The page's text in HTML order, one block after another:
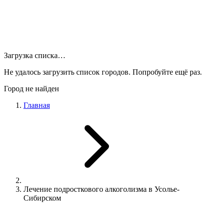
Загрузка списка…
Не удалось загрузить список городов. Попробуйте ещё раз.
Город не найден
Главная
Лечение подросткового алкоголизма в Усолье-
Сибирском